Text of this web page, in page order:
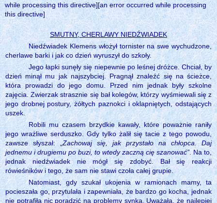
while processing this directive][an error occurred while processing
this directive]
SMUTNY, CHERLAWY NIEDŹWIADEK
Niedźwiadek Klemens włożył tornister na swe wychudzone,
cherlawe barki i jak co dzień wyruszył do szkoły.
Jego łapki sunęły się niepewnie po leśnej dróżce. Chciał, by
dzień minął mu jak najszybciej. Pragnął znaleźć się na ścieżce,
która prowadzi do jego domu. Przed nim jednak były szkolne
zajęcia. Zwierzak strasznie się bał kolegów, którzy wyśmiewali się z
jego drobnej postury, żółtych paznokci i oklapniętych, odstających
uszek.
Robili mu czasem brzydkie kawały, które poważnie raniły
jego wrażliwe serduszko. Gdy tylko żalił się tacie z tego powodu,
zawsze słyszał: „Zachowaj się, jak przystało na chłopca. Daj
jednemu i drugiemu po buzi, to wtedy zaczną cię szanować”. Na to,
jednak niedźwiadek nie mógł się zdobyć. Bał się reakcji
rówieśników i tego, że sam nie stawi czoła całej grupie.
Natomiast, gdy szukał ukojenia w ramionach mamy, ta
pocieszała go, przytulała i zapewniała, że bardzo go kocha, jednak
nie potrafiła nic poradzić na problemy synka. Uważała, że najlepiej